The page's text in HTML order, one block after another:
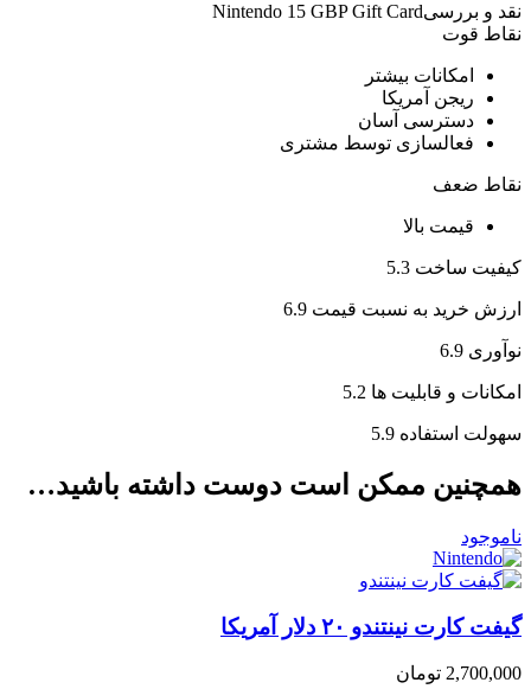
نقد و بررسیNintendo 15 GBP Gift Card
نقاط قوت
امکانات بیشتر
ریجن آمریکا
دسترسی آسان
فعالسازی توسط مشتری
نقاط ضعف
قیمت بالا
کیفیت ساخت 5.3
ارزش خرید به نسبت قیمت 6.9
نوآوری 6.9
امکانات و قابلیت ها 5.2
سهولت استفاده 5.9
همچنین ممکن است دوست داشته باشید…
ناموجود
گیفت کارت نینتندو ۲۰ دلار آمریکا
2,700,000 تومان